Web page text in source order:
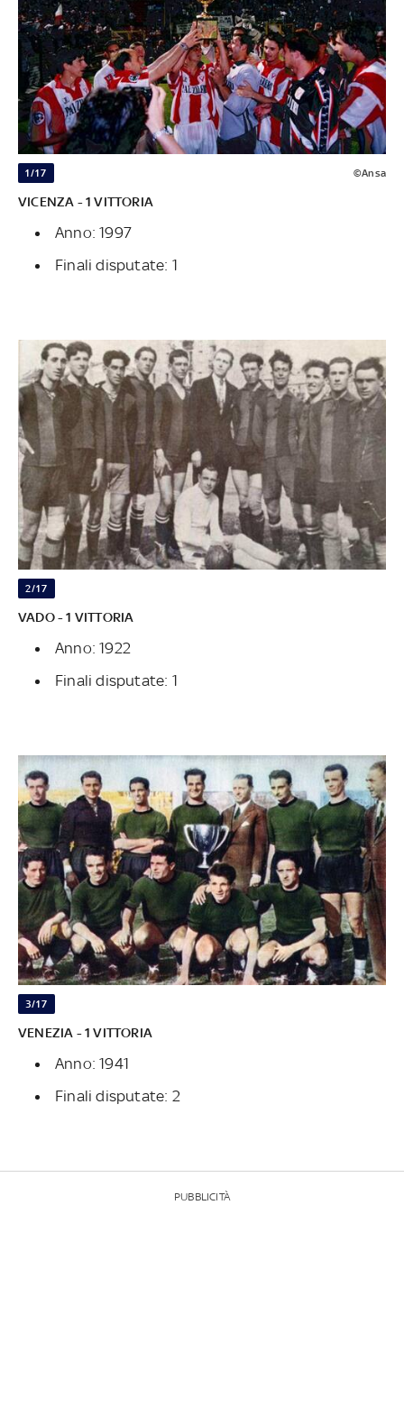
1/17 ©Ansa
VICENZA -1 VITTORIA
Anno: 1997
Finali disputate: 1
2/17
VADO - 1 VITTORIA
Anno: 1922
Finali disputate: 1
3/17
VENEZIA - 1 VITTORIA
Anno: 1941
Finali disputate: 2
PUBBLICITÀ